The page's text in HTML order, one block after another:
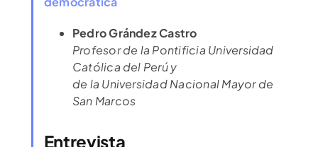
Pedro Grández Castro
Profesor de la Pontificia Universidad
Católica del Perú y
de la Universidad Nacional Mayor de
San Marcos
Entrevista